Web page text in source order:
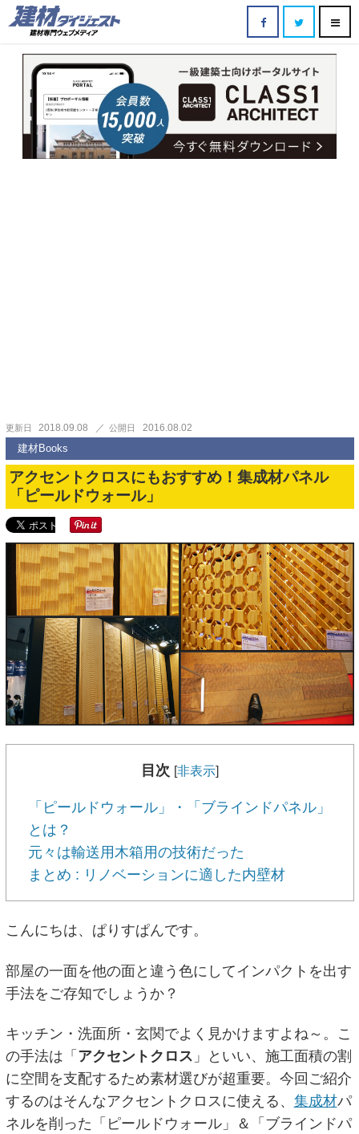
更新日 2018.09.08 公開日 2016.08.02
建材Books
アクセントクロスにもおすすめ！集成材パネル
「ピールドウォール」
目次 [非表示]
「ピールドウォール」・「ブラインドパネル」
とは？
元々は輸送用木箱用の技術だった
まとめ : リノベーションに適した内壁材
こんにちは、ぱりすぱんです。
部屋の一面を他の面と違う色にしてインパクトを出す
手法をご存知でしょうか？
キッチン・洗面所・玄関でよく見かけますよね～。こ
の手法は「 アクセントクロス 」といい、施工面積の割
に空間を支配するため素材選びが超重要。今回ご紹介
するのはそんなアクセントクロスに使える、 集成材パ
ネルを削った「ピールドウォール」＆「ブラインドパ